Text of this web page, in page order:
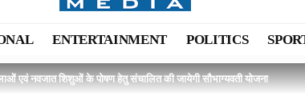
ENTERTAINMENT POLITICS
एवं नवजात शिशुओं के पोषण हेतु संचालित की जायेगी सौभाग्यवती योजना